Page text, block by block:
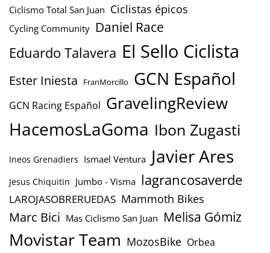
Ciclismo Total San Juan Ciclistas épicos
Cycling Community Daniel Race
Eduardo Talavera El Sello Ciclista
Ester Iniesta FranMorcillo GCN Español
GCN Racing Español GravelingReview
HacemosLaGoma Ibon Zugasti
Ineos Grenadiers Ismael Ventura Javier Ares
Jesus Chiquitin Jumbo - Visma lagrancosaverde
LAROJASOBRERUEDAS Mammoth Bikes
Marc Bici Mas Ciclismo San Juan Melisa Gómiz
Movistar Team MozosBike Orbea